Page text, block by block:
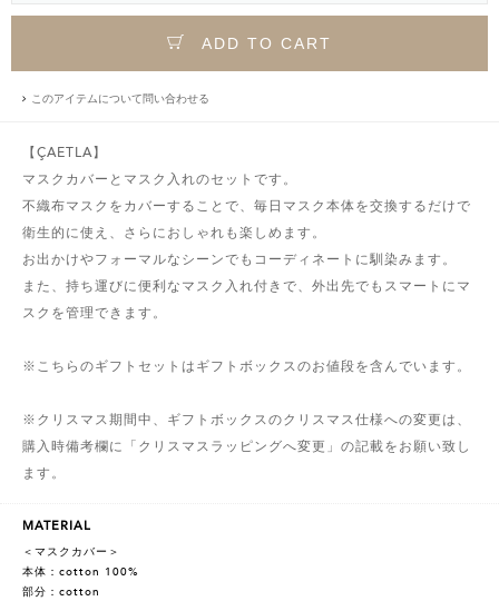
ADD TO CART
このアイテムについて問い合わせる
【ÇAETLA】
マスクカバーとマスク入れのセットです。
不織布マスクをカバーすることで、毎日マスク本体を交換するだけで
衛生的に使え、さらにおしゃれも楽しめます。
お出かけやフォーマルなシーンでもコーディネートに馴染みます。
また、持ち運びに便利なマスク入れ付きで、外出先でもスマートにマ
スクを管理できます。
※こちらのギフトセットはギフトボックスのお値段を含んでいます。
※クリスマス期間中、ギフトボックスのクリスマス仕様への変更は、
購入時備考欄に「クリスマスラッピングへ変更」の記載をお願い致し
ます。
MATERIAL
＜マスクカバー＞
本体：cotton 100%
部分：cotton